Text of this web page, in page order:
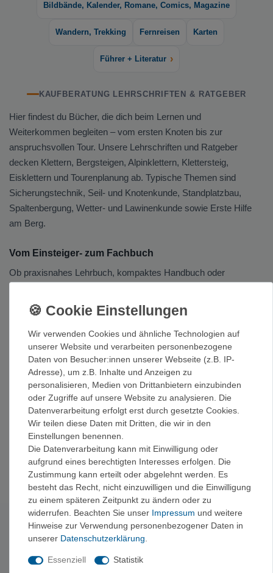
Bildbände, Kalender, Romane, Comics, Magazine
Wandern, Trekking Fernreisen Karten
Führer + Literatur ›
KAUFBERATUNG LEHRSCHRIFTEN & RATGEBER
Hier findest du Bücher, die dich beim Lernen und
Weiterkommen begleiten – vom ersten Knoten bis zur
anspruchsvollen Tour. Unsere Lehrschriften und Ratgeber
decken Klettern, Bergsteigen, Alpinklettern, Klettersteig,
Eisklettern und Tourenplanung ab. Typische Themen sind
Sicherungstechnik, Seil- und Knotenkunde, Standplatzbau,
Spaltenbergung, Wetter- und Lawinenkunde sowie Erste Hilfe
am Berg.
Vom Einsteiger- zum Fachbuch
Ob praxisnahes Lehrbuch, kompaktes Handbuch oder
zwischen Einsteiger-Titeln und Fachliteratur für Fortgeschrittene.
Unser Tipp
Greif zu einem aktuellen Standardwerk und kombiniere die
Theorie mit einem Kurs oder einer bergerfahrenen Begleitung.
So sitzt jeder Handgriff dort, wo es zählt – am Fels und im
Gelände.
Weitere Führer & Literatur
Ergänzend dazu gibt esEiskletterführer,Hochtourenführer
Wandern, Trekking undFernreisen. Ausrüstung zum Üben
findest du beiPetzlundEdelrid.
Newsletter abonnieren
Exklusive Angebote & Tipps vom Berg – kein Spam,
jederzeit abbestellbar.
Wir verwenden Cookies und ähnliche Technologien auf
unserer Website und verarbeiten personenbezogene
Daten von Besucher:innen unserer Webseite (z.B. IP-
Adresse), um z.B. Inhalte und Anzeigen zu
personalisieren, Medien von Drittanbietern einzubinden
oder Zugriffe auf unsere Website zu analysieren. Die
Datenverarbeitung erfolgt erst durch gesetzte Cookies.
Wir teilen diese Daten mit Dritten, die wir in den
Einstellungen benennen.
Die Datenverarbeitung kann mit Einwilligung oder
aufgrund eines berechtigten Interesses erfolgen. Die
Zustimmung kann erteilt oder abgelehnt werden. Es
besteht das Recht, nicht einzuwilligen und die Einwilligung
zu einem späteren Zeitpunkt zu ändern oder zu
widerrufen. Beachten Sie unser Impressum und weitere
Hinweise zur Verwendung personenbezogener Daten in
unserer Daten­schutz­erklärung.
Essenziell Statistik